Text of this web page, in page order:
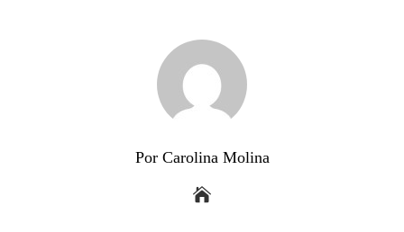
Por Carolina Molina